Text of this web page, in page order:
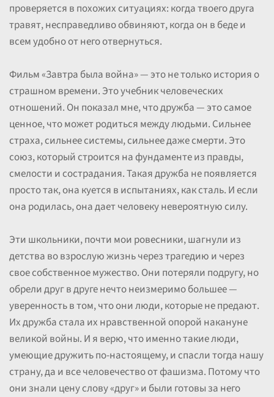
проверяется в похожих ситуациях: когда твоего друга
травят, несправедливо обвиняют, когда он в беде и
всем удобно от него отвернуться.
Фильм «Завтра была война» — это не только история о
страшном времени. Это учебник человеческих
отношений. Он показал мне, что дружба — это самое
ценное, что может родиться между людьми. Сильнее
страха, сильнее системы, сильнее даже смерти. Это
союз, который строится на фундаменте из правды,
смелости и сострадания. Такая дружба не появляется
просто так, она куется в испытаниях, как сталь. И если
она родилась, она дает человеку невероятную силу.
Эти школьники, почти мои ровесники, шагнули из
детства во взрослую жизнь через трагедию и через
свое собственное мужество. Они потеряли подругу, но
обрели друг в друге нечто неизмеримо большее —
уверенность в том, что они люди, которые не предают.
Их дружба стала их нравственной опорой накануне
великой войны. И я верю, что именно такие люди,
умеющие дружить по-настоящему, и спасли тогда нашу
страну, да и все человечество от фашизма. Потому что
они знали цену слову «друг» и были готовы за него